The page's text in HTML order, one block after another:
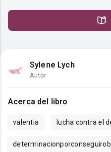
Sylene Lych
Autor
Acerca del libro
valentia lucha contra el